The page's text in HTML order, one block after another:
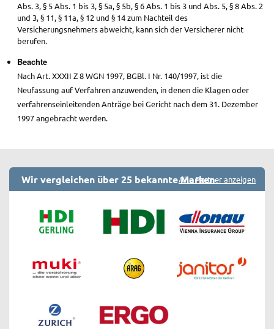
Abs. 3, § 5 Abs. 1 bis 3, § 5a, § 5b, § 6 Abs. 1 bis 3 und Abs. 5, § 8 Abs. 2
und 3, § 11, § 11a, § 12 und § 14 zum Nachteil des
Versicherungsnehmers abweicht, kann sich der Versicherer nicht
berufen.
Beachte
Nach Art. XXXII Z 8 WGN 1997, BGBl. I Nr. 140/1997, ist die
Neufassung auf Verfahren anzuwenden, in denen die Klagen oder
verfahrenseinleitenden Anträge bei Gericht nach dem 31. Dezember
1997 angebracht werden.
Wir vergleichen über 25 bekannte MarkenAlle Partner anzeigen